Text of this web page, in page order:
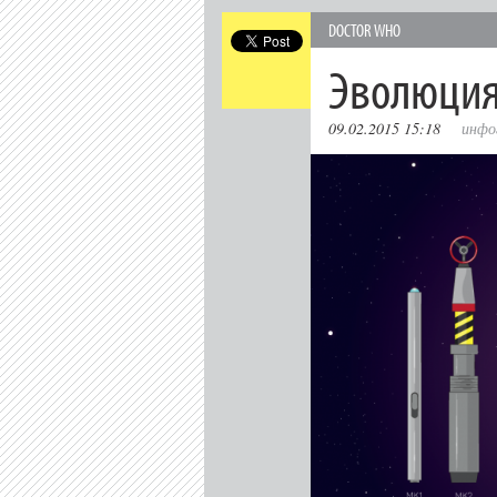
DOCTOR WHO
09.02.2015 15:18